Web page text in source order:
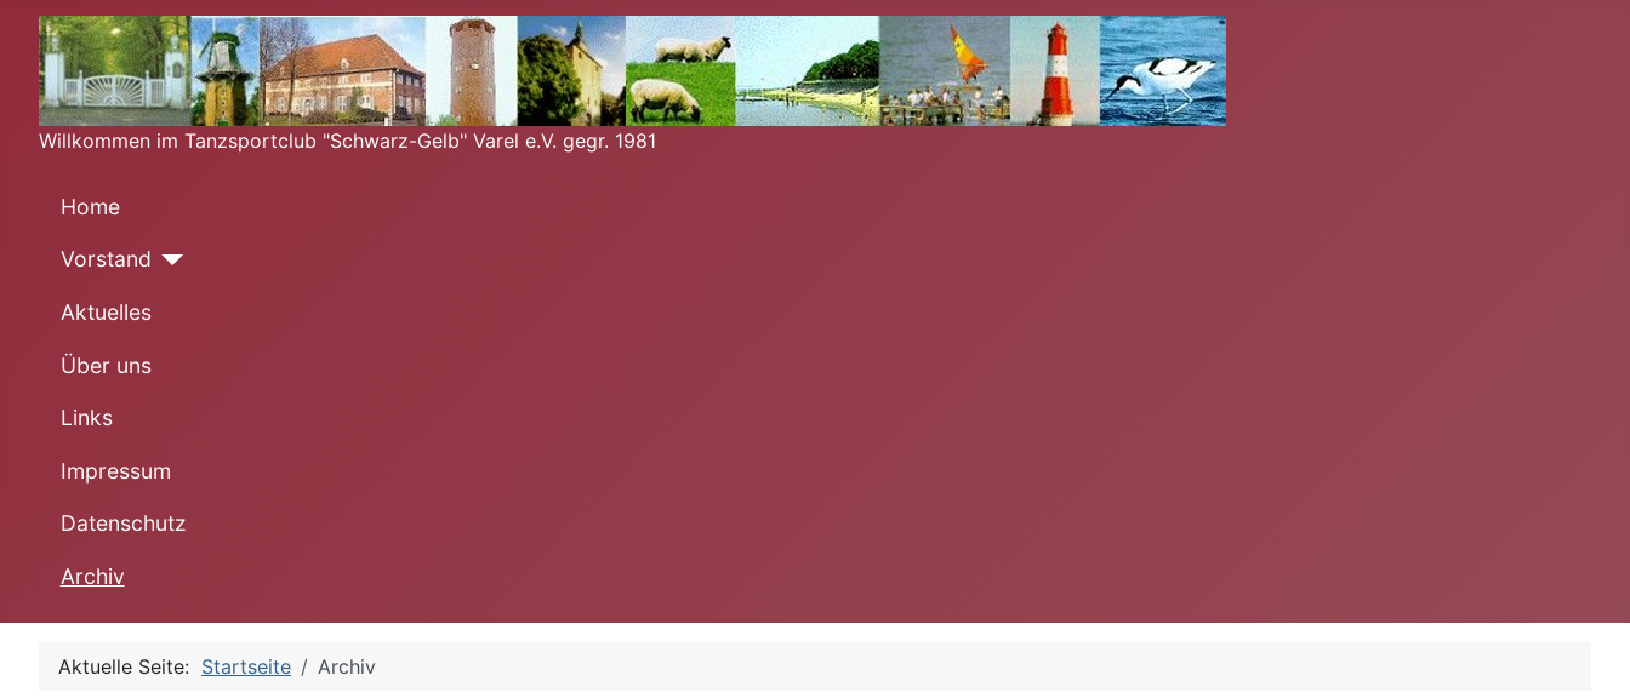
Willkommen im Tanzsportclub "Schwarz-Gelb" Varel e.V. gegr. 1981
Home
Vorstand
Aktuelles
Über uns
Links
Impressum
Datenschutz
Archiv
Aktuelle Seite: Startseite Archiv